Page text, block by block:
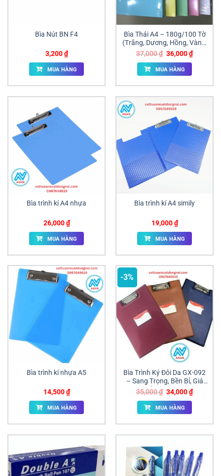
Bìa Nút BN F4
3,200₫
MUA HÀNG
Bìa Thái A4 – 180g/100 Tờ
(Trắng, Dương, Hồng, Vàng,
Lá)
37,000₫ Giá
gốc
là:
37,000 ₫.
36,000₫Giá
hiện
MUA HÀNG
Bìa trình kí A4 nhựa
26,000₫
MUA HÀNG
Bìa trình kí A4 simily
19,000₫
MUA HÀNG
Bìa trình kí nhựa A5
14,500₫
MUA HÀNG
-3%
Bìa Trình Ký Đôi Da GX-092
– Sang Trọng, Bền Bỉ, Giá
Tốt Tại ANAN
35,000₫ Giá
gốc
là:
35,000 ₫.
34,000₫Giá
hiện
MUA HÀNG